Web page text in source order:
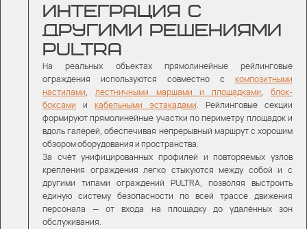
ИНТЕГРАЦИЯ С
ДРУГИМИ РЕШЕНИЯМИ
PULTRA
На реальных объектах прямолинейные рейлинговые
ограждения используются совместно с композитными
настилами, лестничными маршами и площадками,блок-
боксами и кабельными эстакадами. Рейлинговые секции
формируют прямолинейные участки по периметру площадок и
вдоль галерей, обеспечивая непрерывный маршрут с хорошим
обзором оборудования и пространства.
За счёт унифицированных профилей и повторяемых узлов
крепления ограждения легко стыкуются между собой и с
другими типами ограждений PULTRA, позволяя выстроить
единую систему безопасности по всей трассе движения
персонала — от входа на площадку до удалённых зон
обслуживания.